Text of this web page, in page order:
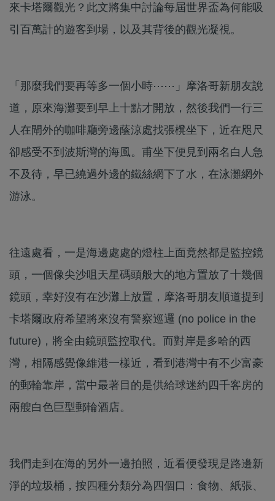
來卡塔爾觀光？此文將集中討論每屆世界盃為何能吸
引百萬計的遊客到場，以及其背後的觀光凝視。
「那麼我們要再等多一個小時⋯⋯」摩洛哥新朋友說
道，原來海灘要到早上十點才開放，然後我們一行三
人在閘外的咖啡廳旁邊蔭涼處找張櫈坐下，近在咫尺
卻感受不到波斯灣的海風。甫坐下便見到兩名白人急
不及待，早已繞過外邊的鐵絲網下了水，在泳灘網外
游泳。
往遠處看，一是海邊處處的燈柱上面竟然都是監控鏡
頭，一個像尖沙咀天星碼頭般大的地方置放了十幾個
鏡頭，幸好沒有在沙灘上放置，摩洛哥朋友順道提到
卡塔爾政府希望將來沒有警察巡邏 (no police in the
future)，將全由鏡頭監控取代。而對岸是多哈的西
灣，相隔感覺像維港一樣近，看到港灣中有不少富豪
的郵輪靠岸，當中最著目的是供給球迷約四千客房的
兩艘白色巨型郵輪酒店。
我們走到在海的另外一邊拍照，近看便發現是路邊新
淨的垃圾桶，按四種分類分為四個口：食物、紙張、